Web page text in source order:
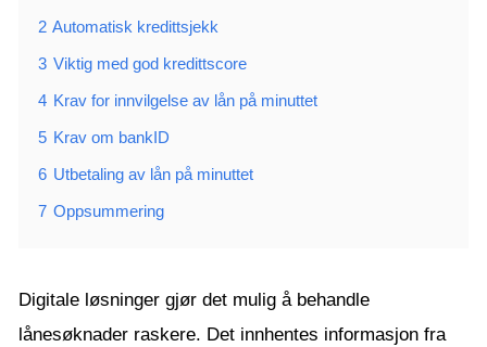
2 Automatisk kredittsjekk
3 Viktig med god kredittscore
4 Krav for innvilgelse av lån på minuttet
5 Krav om bankID
6 Utbetaling av lån på minuttet
7 Oppsummering
Digitale løsninger gjør det mulig å behandle
lånesøknader raskere. Det innhentes informasjon fra